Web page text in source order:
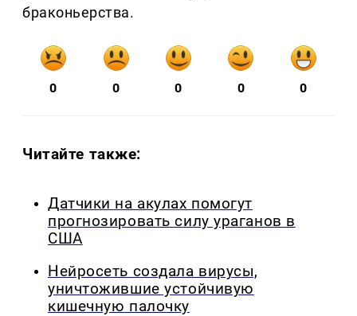
браконьерства.
0 0 0 0 0
Читайте также:
Датчики на акулах помогут
прогнозировать силу ураганов в
США
Нейросеть создала вирусы,
уничтожившие устойчивую
кишечную палочку